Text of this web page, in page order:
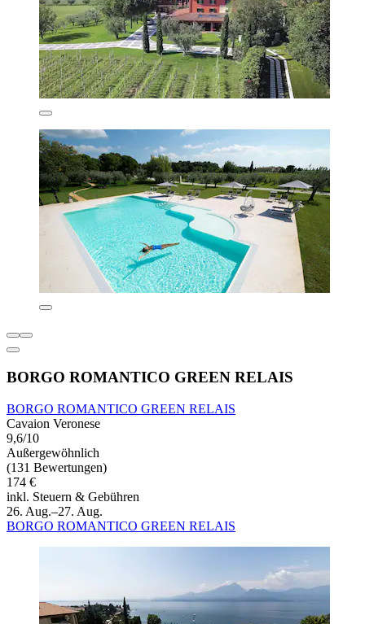
BORGO ROMANTICO GREEN RELAIS
BORGO ROMANTICO GREEN RELAIS
Cavaion Veronese
9,6/10
Außergewöhnlich
(131 Bewertungen)
174 €
inkl. Steuern & Gebühren
26. Aug.–27. Aug.
BORGO ROMANTICO GREEN RELAIS